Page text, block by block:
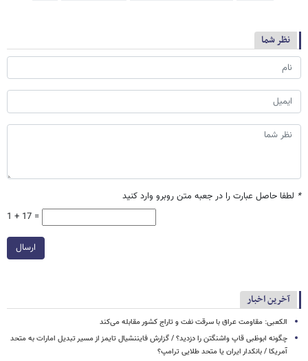
نظر شما
* لطفا حاصل عبارت را در جعبه متن روبرو وارد کنید
1 + 17 =
ارسال
آخرین اخبار
الکعبی: مقاومت عراق با سرقت نفت و تاراج کشور مقابله می‌کند
چگونه ابوظبی قاپ واشنگتن را دزدید؟ / گزارش فایننشیال تایمز از مسیر تبدیل امارات به متحد
آمریکا / بانکدار ایران یا متحد طلایی ترامپ؟